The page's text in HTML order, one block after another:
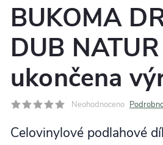
BUKOMA
DUB
ukončena
Neohodnoceno
Celovinylové podlahové